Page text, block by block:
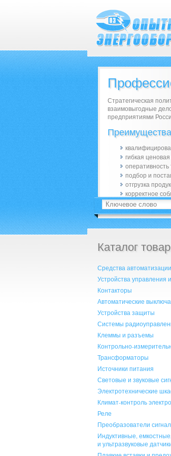
Стратегическая
взаимовыгодные
предприятиями
гибкая
оперативность
подбор и
отгрузка
корректное
Каталог
Средства автоматизации
Устройства управления
Контакторы
Автоматические
Устройства защиты
Системы
Клеммы и разъемы
Контрольно-
Трансформаторы
Источники питания
Световые и звуковые
Электротехнические
Климат-контроль
Реле
Преобразователи
Индуктивные,
и ультразвуковые